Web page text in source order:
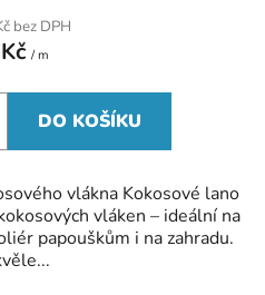
bez DPH
/ m
DO KOŠÍKU
vlákna Kokosové lano
vláken – ideální na
papouškům i na zahradu.